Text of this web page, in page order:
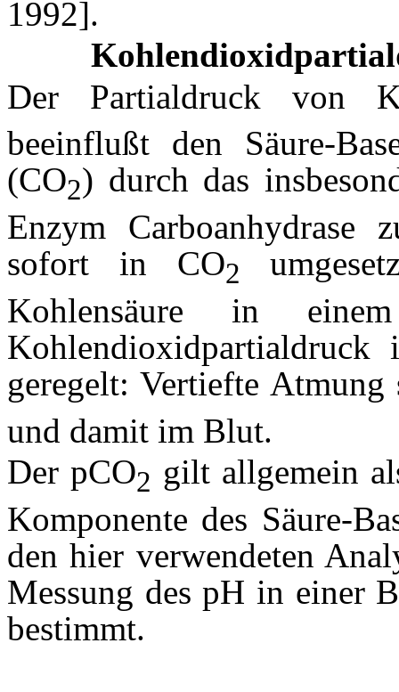
1992].
Der Partialdruck von
beeinflußt den Säure-
(CO2) durch das
Enzym Carboanhydrase
sofort in CO2
Kohlensäure in
geregelt: Vertiefte Atmung
und damit im Blut.
Der pCO2 gilt allgemein
Komponente des Säure-
den hier verwendeten
Messung des pH in einer
bestimmt.